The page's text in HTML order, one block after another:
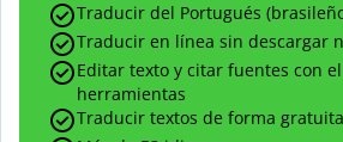
Traducir del Portugués
Traducir en línea sin descargar
Editar texto y citar fuentes con
herramientas
Traducir textos de forma gratuita